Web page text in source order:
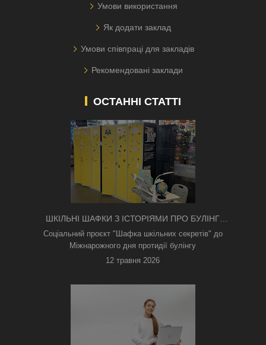
Умови використання
Як додати заклад
Умови співпраці для закладів
Рекомендовані заклади
ОСТАННІ СТАТТІ
ШКІЛЬНІ ШАФКИ З ІСТОРІЯМИ ПРО БУЛІНГ
З'ЯВИЛИСЯ В КИЄВІ
Соціальний проєкт "Шафка шкільних секретів" до
Міжнарожного дня протидії булінгу
12 травня 2026